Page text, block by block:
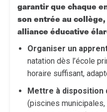
garantir que chaque
son entrée au
alliance éducative
Organiser un
natation dès l’école
horaire suffisant,
Mettre à disposition
(piscines